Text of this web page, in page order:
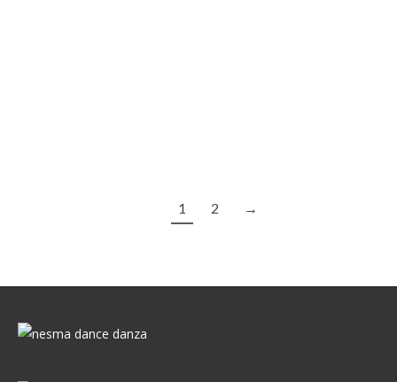
1 2 →